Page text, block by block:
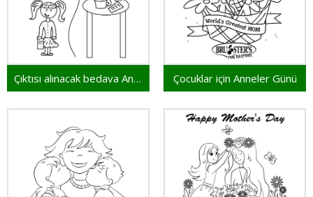
Çıktısı alınacak bedava Anneler Günü Çocuklar için Anneler Günü